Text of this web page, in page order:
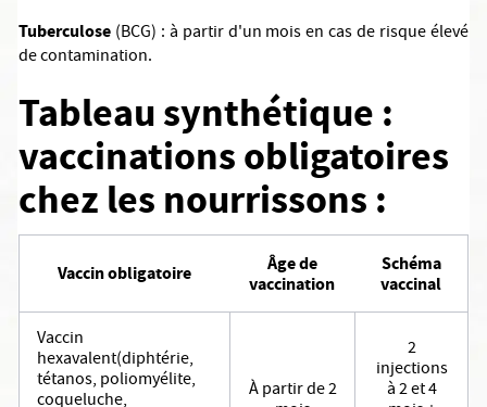
Tuberculose (BCG) : à partir d'un mois en cas de risque élevé
de contamination.
Tableau synthétique :
vaccinations obligatoires
chez les nourrissons :
Vaccin obligatoire
Âge de
vaccination
Schéma
vaccinal
Vaccin
hexavalent(diphtérie,
tétanos, poliomyélite,
coqueluche, À partir de 2
2
injections
à 2 et 4